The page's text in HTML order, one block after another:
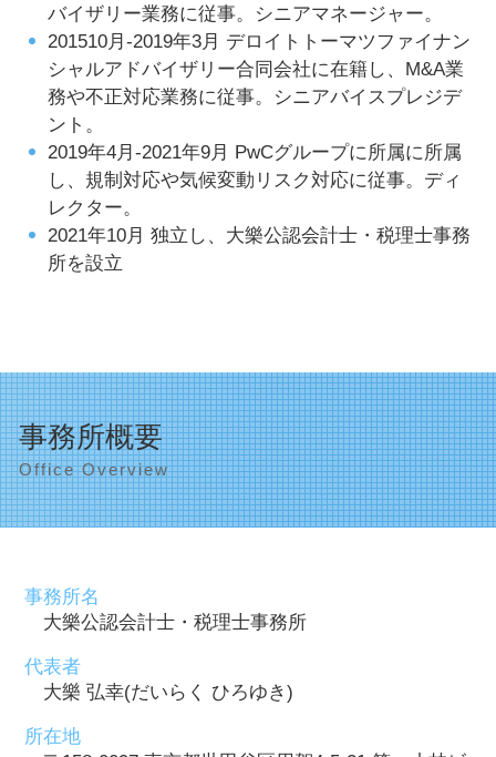
バイザリー業務に従事。シニアマネージャー。
201510月-2019年3月 デロイトトーマツファイナン
シャルアドバイザリー合同会社に在籍し、M&A業
務や不正対応業務に従事。シニアバイスプレジデ
ント。
2019年4月-2021年9月 PwCグループに所属に所属
し、規制対応や気候変動リスク対応に従事。ディ
レクター。
2021年10月 独立し、大樂公認会計士・税理士事務
所を設立
事務所概要
Office Overview
事務所名
大樂公認会計士・税理士事務所
代表者
大樂 弘幸(だいらく ひろゆき)
所在地